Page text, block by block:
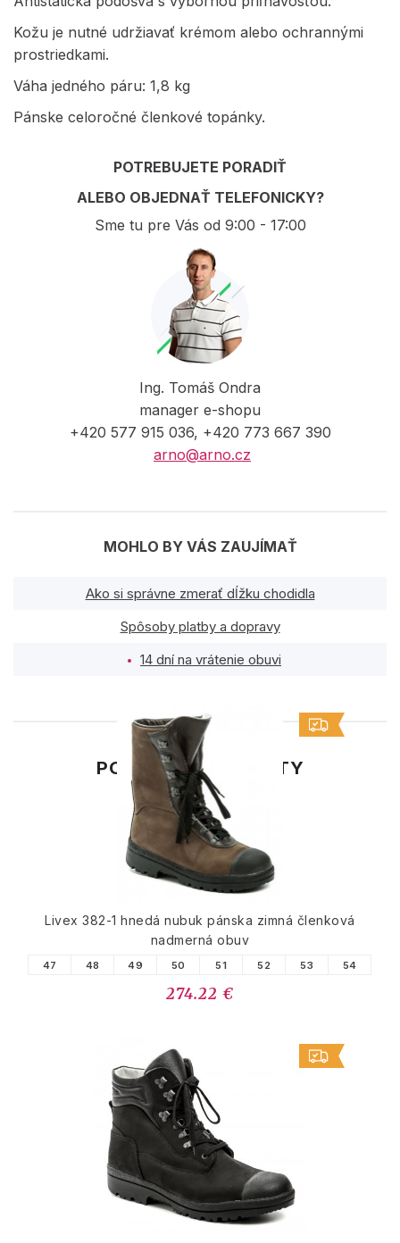
Kožu je nutné udržiavať krémom alebo ochrannými
prostriedkami.
Váha jedného páru: 1,8 kg
Pánske celoročné členkové topánky.
POTREBUJETE PORADIŤ
ALEBO OBJEDNAŤ TELEFONICKY?
Sme tu pre Vás od 9:00 - 17:00
Ing. Tomáš Ondra
manager e-shopu
+420 577 915 036, +420 773 667 390
arno@arno.cz
MOHLO BY VÁS ZAUJÍMAŤ
Ako si správne zmerať dĺžku chodidla
Spôsoby platby a dopravy
14 dní na vrátenie obuvi
PODOBNÉ PRODUKTY
Livex 382-1 hnedá nubuk pánska zimná členková
nadmerná obuv
47 48 49 50 51 52 53 54
274.22 €